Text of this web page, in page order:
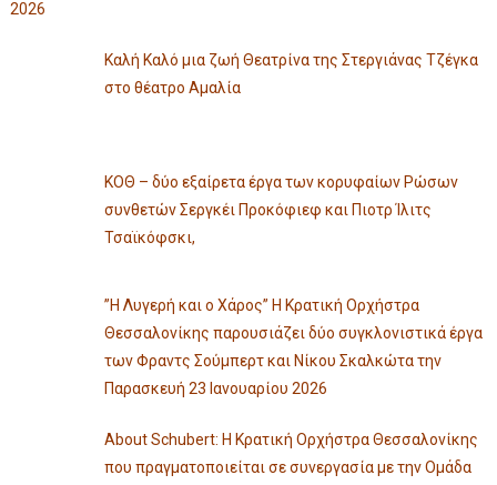
2026
Καλή Καλό μια ζωή Θεατρίνα της Στεργιάνας Τζέγκα
στο θέατρο Αμαλία
ΚΟΘ – δύο εξαίρετα έργα των κορυφαίων Ρώσων
συνθετών Σεργκέι Προκόφιεφ και Πιοτρ Ίλιτς
Τσαϊκόφσκι,
”Η Λυγερή και ο Χάρος” Η Κρατική Ορχήστρα
Θεσσαλονίκης παρουσιάζει δύο συγκλονιστικά έργα
των Φραντς Σούμπερτ και Νίκου Σκαλκώτα την
Παρασκευή 23 Ιανουαρίου 2026
About Schubert: Η Κρατική Ορχήστρα Θεσσαλονίκης
που πραγματοποιείται σε συνεργασία με την Ομάδα